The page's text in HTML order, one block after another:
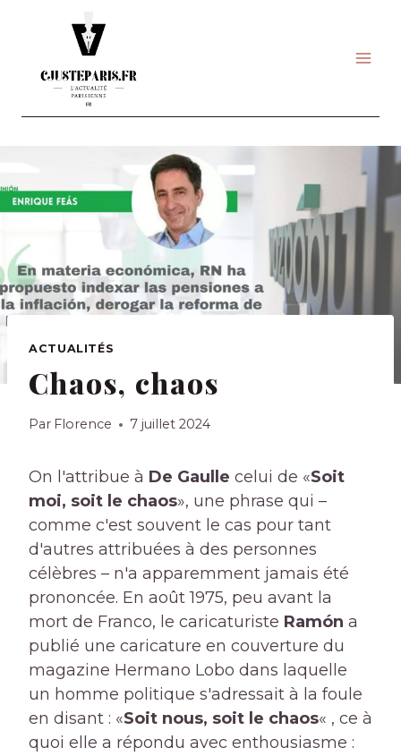
ACTUALITÉS
Chaos, chaos
Par Florence 7 juillet 2024
On l'attribue à De Gaulle celui de «Soit
moi, soit le chaos», une phrase qui –
comme c'est souvent le cas pour tant
d'autres attribuées à des personnes
célèbres – n'a apparemment jamais été
prononcée. En août 1975, peu avant la
mort de Franco, le caricaturiste Ramón a
publié une caricature en couverture du
magazine Hermano Lobo dans laquelle
un homme politique s'adressait à la foule
en disant : «Soit nous, soit le chaos« , ce à
quoi elle a répondu avec enthousiasme :